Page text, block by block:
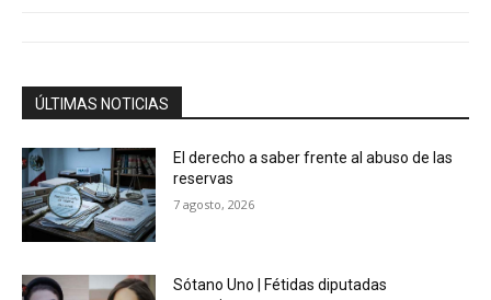
ÚLTIMAS NOTICIAS
El derecho a saber frente al abuso de las
reservas
7 agosto, 2026
Sótano Uno | Fétidas diputadas